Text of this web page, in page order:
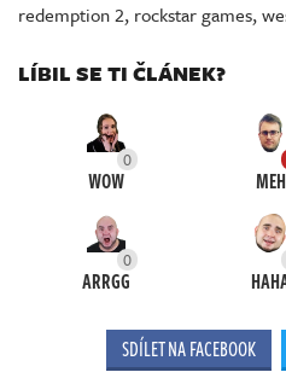
redemption 2, rockstar games,
LÍBIL SE TI ČLÁNEK?
0
WOW MEH
0
ARRGG
SDÍLET NA FACEBOOK